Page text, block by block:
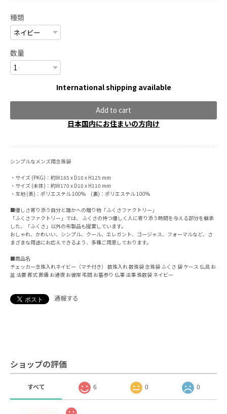
種類
数量
International shipping available
Add to cart
日本国内にお住まいの方向け
シンプルなメンズ用念珠袋
・サイズ (PKG)：約W185 x D10 x H125 mm
・サイズ (本体)：約W170 x D10 x H110 mm
・生地 (表)：ポリエステル 100% (裏)：ポリエステル 100%
■優しさ寄り添う自分と誰かへの贈り物「ふくさファクトリー」
「ふくさファクトリー」では、 ふくさの持つ優しく人に寄り添う時間を与える部分を継承
した、「ふくさ」以外の布製品も提案しています。
おしゃれ、かわいい、シンプル、クール、エレガント、ゴージャス、フォーマルなど、さ
まざまな用途にお応えできるよう、多種ご用意しております。
■商品名
チェッカー念珠入れネイビー（マチ付き） 数珠入れ 数珠袋 念珠袋 ふくさ 袋 ケース 仏具 お
盆 法要 葬式 葬儀 お通夜 お彼岸 弔問 お墓参り 仏事 法事 珠数袋 ネイビー
通報する
ショップの評価
すべて 6 0 0